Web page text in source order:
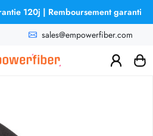
120j | Remboursement garanti
sales@empowerfiber.com